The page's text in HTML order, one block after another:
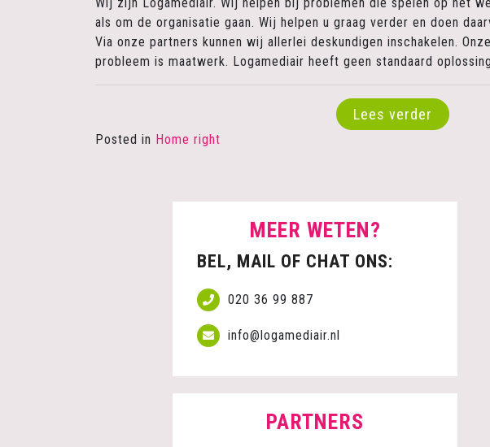
als om de organisatie gaan. Wij helpen u graag verder en doen
Via onze partners kunnen wij allerlei deskundigen inschakelen.
probleem is maatwerk. Logamediair heeft geen standaard
Lees verder
Posted in Home right
MEER WETEN?
BEL, MAIL OF CHAT ONS:
020 36 99 887
info@logamediair.nl
PARTNERS